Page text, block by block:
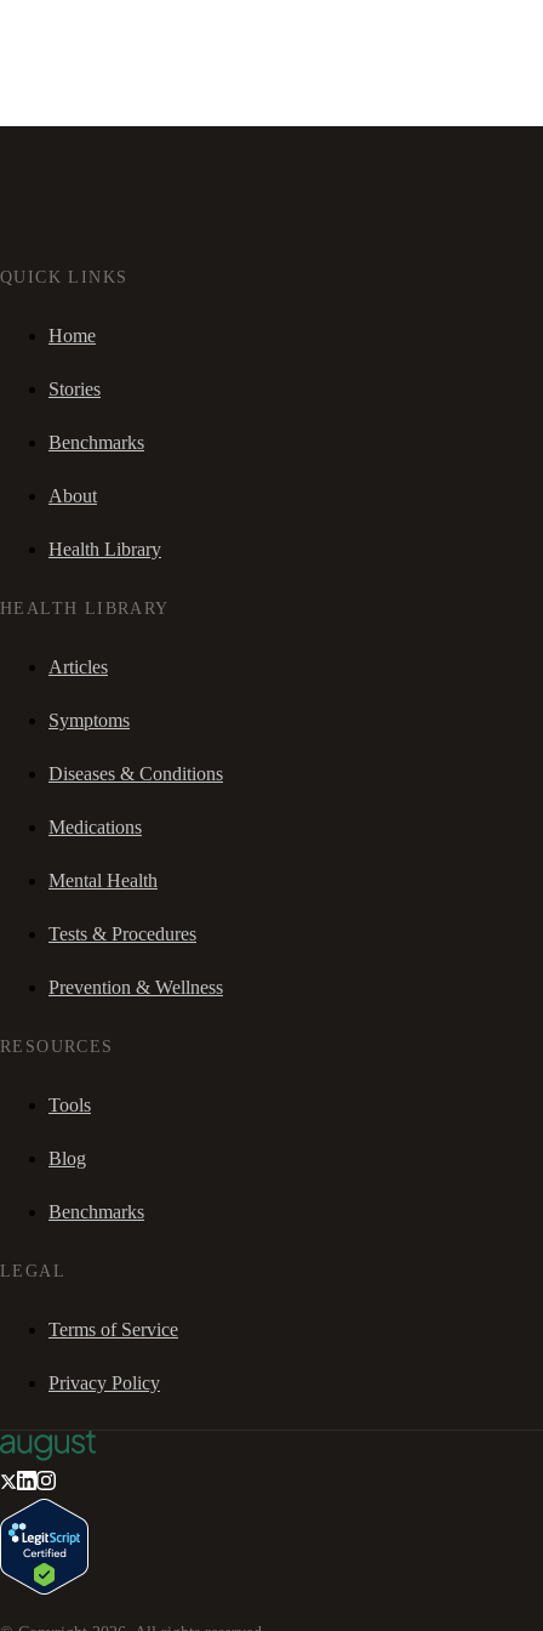
QUICK LINKS
Home
Stories
Benchmarks
About
Health Library
HEALTH LIBRARY
Articles
Symptoms
Diseases & Conditions
Medications
Mental Health
Tests & Procedures
Prevention & Wellness
RESOURCES
Tools
Blog
Benchmarks
LEGAL
Terms of Service
Privacy Policy